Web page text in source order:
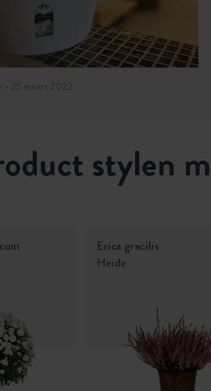
• 25 maart 2022
stylen
Erica gracilis
Heide